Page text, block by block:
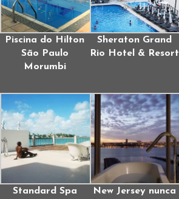
Piscina do Hilton
São Paulo
Morumbi
Sheraton Grand
Rio Hotel & Resort
Standard Spa
New Jersey nunca